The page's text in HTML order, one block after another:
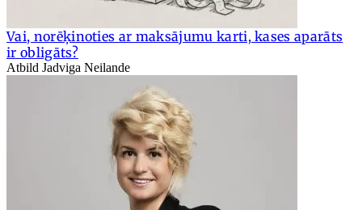
Vai, norēķinoties ar maksājumu karti, kases aparāts
ir obligāts?
Atbild Jadviga Neilande